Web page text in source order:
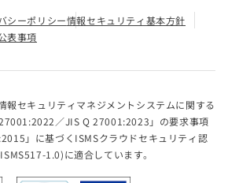
シーポリシー情報セキュリティ基本方針
表事項
報セキュリティマネジメントシステムに関する
／JIS Q 27001:2023」の要求事項
」に基づくISMSクラウドセキュリティ認
1.0)に適合しています。